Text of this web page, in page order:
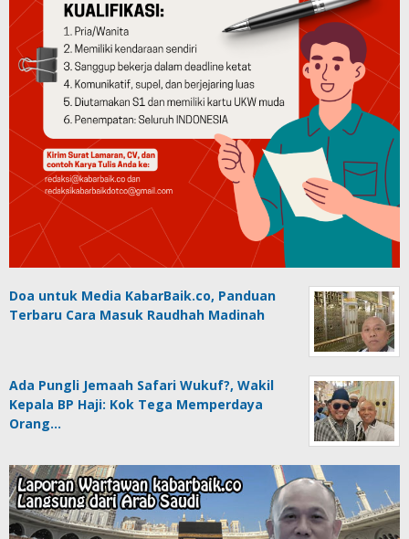
Doa untuk Media KabarBaik.co, Panduan
Terbaru Cara Masuk Raudhah Madinah
Ada Pungli Jemaah Safari Wukuf?, Wakil
Kepala BP Haji: Kok Tega Memperdaya
Orang…